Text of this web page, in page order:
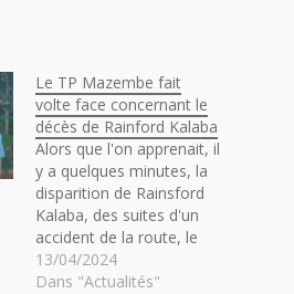
Le TP Mazembe fait
volte face concernant le
décès de Rainford Kalaba
Alors que l'on apprenait, il
y a quelques minutes, la
disparition de Rainsford
Kalaba, des suites d'un
accident de la route, le
club duTP Mazembe vient
de revenir sur ses propos.
13/04/2024
Dans "Actualités"